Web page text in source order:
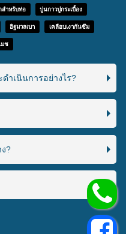
สำหรับท่อ ปูนกาวปูกระเบื้อง
อิฐมวลเบา เคลือบเงากันซึม
มช
ำเนินการอย่างไร?
?